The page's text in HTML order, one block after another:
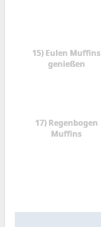
15) Eulen Muffins
genießen
17) Regenbogen
Muffins